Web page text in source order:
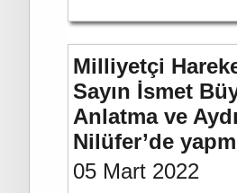
Milliyetçi
Sayın İsmet
Anlatma ve
Nilüfer’de
05 Mart 2022